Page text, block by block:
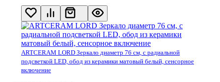
ARTCERAM LORD Зеркало диаметр 76 см, с радиальной
подсветкой LED, обод из керамики матовый белый, сенсорное
включение